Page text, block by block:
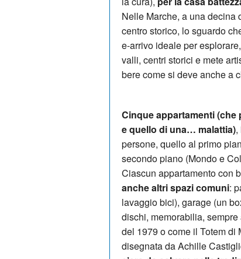
Nelle Marche, a una decina
centro storico, lo sguardo
e-arrivo ideale per
valli, centri storici e mete
bere come si deve anche a
Cinque appartamenti
e quello di una… malattia),
persone, quello al primo
secondo piano (Mondo e
Ciascun appartamento con
anche altri spazi comuni:
lavaggio bici), garage (un
dischi, memorabilia,
del 1979 o come il Totem
disegnata da Achille